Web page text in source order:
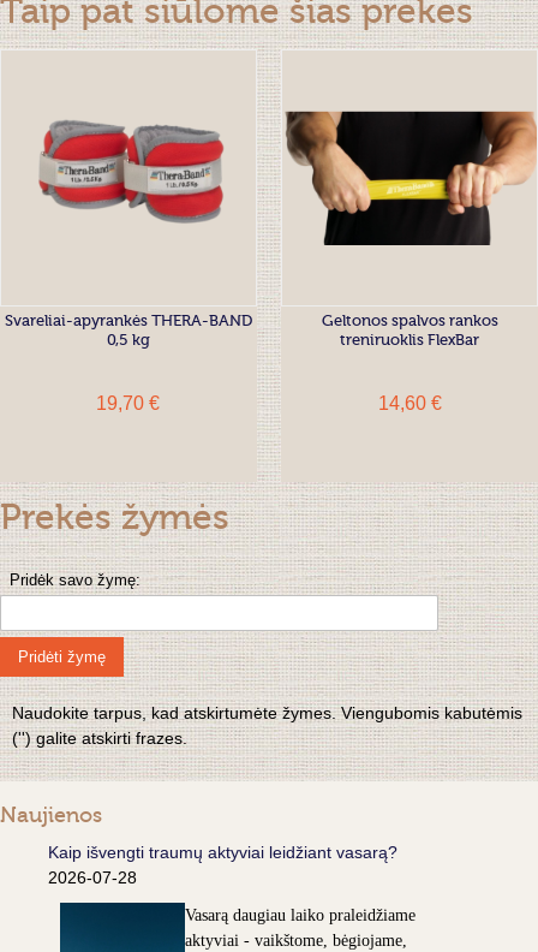
Svareliai-apyrankės THERA-BAND
0,5 kg
19,70 €
Geltonos spalvos rankos
treniruoklis FlexBar
14,60 €
Prekės žymės
Pridėk savo žymę:
Pridėti žymę
Naudokite tarpus, kad atskirtumėte žymes. Viengubomis kabutėmis
('') galite atskirti frazes.
Naujienos
Kaip išvengti traumų aktyviai leidžiant vasarą?
2026-07-28
Vasarą daugiau laiko praleidžiame
aktyviai - vaikštome, bėgiojame,